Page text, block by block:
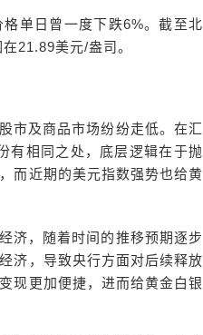
单日曾一度下跌6%。截至北
21.89美元/盎司。
市及商品市场纷纷走低。在汇
有相同之处，底层逻辑在于抛
而近期的美元指数强势也给黄
济，随着时间的推移预期逐步
济，导致央行方面对后续释放
现更加便捷，进而给黄金白银